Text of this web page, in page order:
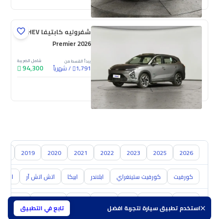
استخدم تطبيق سيارة لتجربة افضل تابع في التطبيق
شفروليه كابتيفا PHEV
Premier 2026
يبدأ القسط من
1,791
/شهرياً
شامل الضريبة
94,300
2026
2025
2023
2022
2021
2020
2019
كورفيت كورفيت ستينغراي ابلاندر ابيكا اتش اتش آر اس 10
سوزوكي هافال